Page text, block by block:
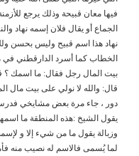
فيها معان قبيحة وذلك يرجع
الجماع أو يقال فلان إسمه نهاد
نهاد هذا اسم قبيح وليس بحسن
الخطاب كما أسرد الدارقطني في
بيت المال رجل فقال: ما اسمك ؟
قال: والله ﻻ نولي على بيت مال
دور ، جاء مرة بعض مشايخي
يقول الشيخ :هذه المنطقة ما
وزبالة يقول ما من شيء إﻻ و
لما يُسمى فالاسم له نصيب منه